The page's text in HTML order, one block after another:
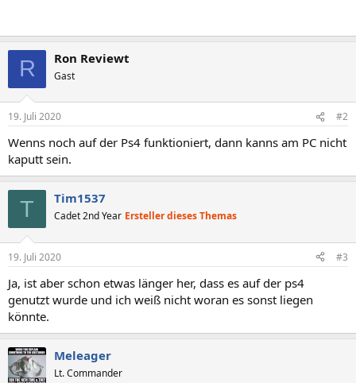
R Ron Reviewt
Gast
19. Juli 2020 #2
Wenns noch auf der Ps4 funktioniert, dann kanns am PC nicht
kaputt sein.
T Tim1537
Cadet 2nd Year Ersteller dieses Themas
19. Juli 2020 #3
Ja, ist aber schon etwas länger her, dass es auf der ps4
genutzt wurde und ich weiß nicht woran es sonst liegen
könnte.
Meleager
Lt. Commander